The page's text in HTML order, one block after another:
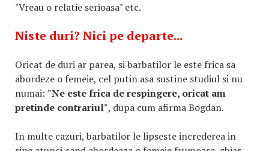
"Vreau o relatie serioasa" etc.
Niste duri? Nici pe departe...
Oricat de duri ar parea, si barbatilor le este frica sa
abordeze o femeie, cel putin asa sustine studiul si nu
numai: "Ne este frica de respingere, oricat am
pretinde contrariul", dupa cum afirma Bogdan.
In multe cazuri, barbatilor le lipseste increderea in